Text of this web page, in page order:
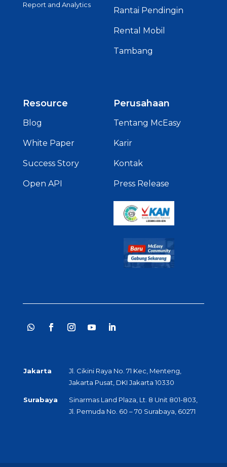
Report and Analytics
Rantai Pendingin
Rental Mobil
Tambang
Resource
Blog
White Paper
Success Story
Open API
Perusahaan
Tentang McEasy
Karir
Kontak
Press Release
Jakarta
Jl. Cikini Raya No. 71 Kec, Menteng,
Jakarta Pusat, DKI Jakarta 10330
Surabaya
Sinarmas Land Plaza, Lt. 8 Unit 801-803,
Jl. Pemuda No. 60 – 70 Surabaya, 60271